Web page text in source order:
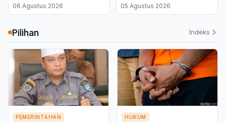
Instruksikan Perbaikan
Jaringan Distribusi Air
06 Agustus 2026
Koperasi Merah Putih,
Kuota Sawah 7.500
05 Agustus 2026
Pilihan Indeks
PEMERINTAHAN HUKUM